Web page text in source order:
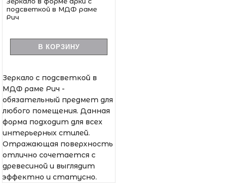
подсветкой в МДФ раме
Рич
В КОРЗИНУ
Зеркало с подсветкой в
МДФ раме Рич -
обязательный предмет для
любого помещения. Данная
форма подходит для всех
интерьерных стилей.
Отражающая поверхность
отлично сочетается с
древесиной и выглядит
эффектно и статусно.